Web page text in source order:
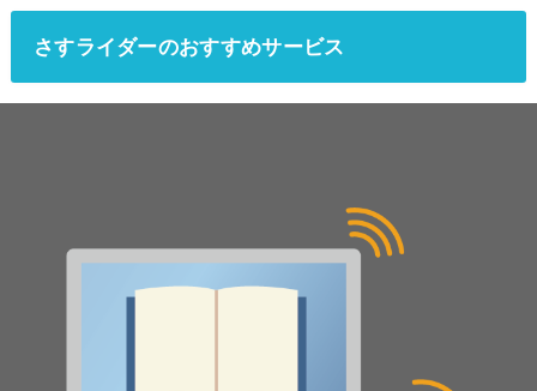
さすライダーのおすすめサービス